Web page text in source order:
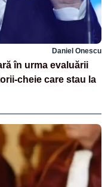
Daniel Onescu
în urma evaluării
cheie care stau la